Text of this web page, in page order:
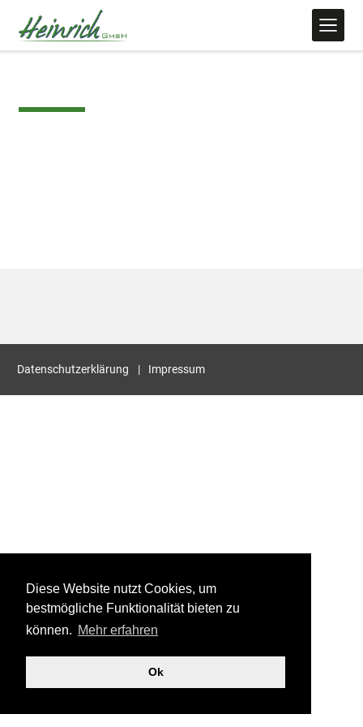
Diese Website nutzt Cookies, um
bestmögliche Funktionalität bieten zu
können. Mehr erfahren
Ok
Datenschutzerklärung Impressum